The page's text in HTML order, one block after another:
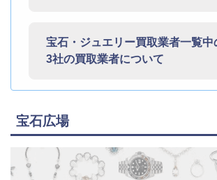
宝石・ジュエリー買取業者一覧中
3社の買取業者について
宝石広場